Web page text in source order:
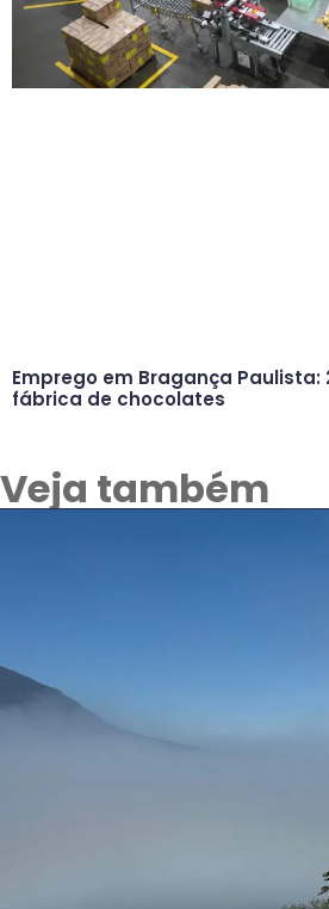
Emprego em Bragança Paulista:
fábrica de chocolates
Veja também